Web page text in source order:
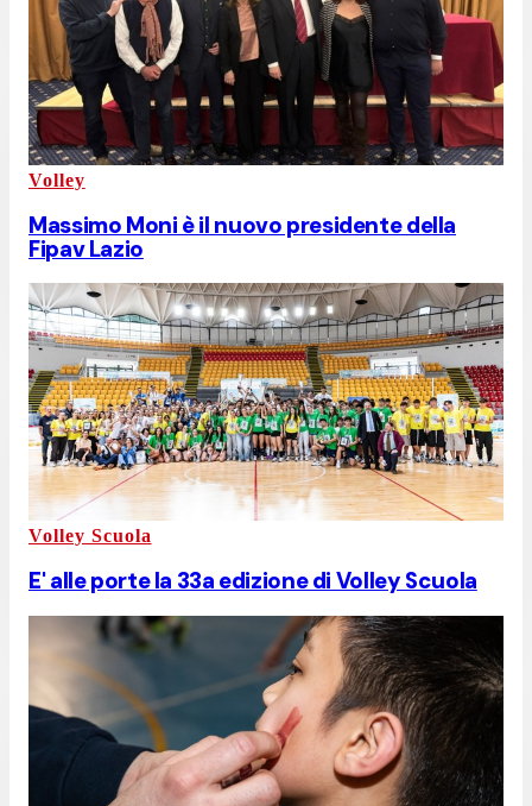
Volley
Massimo Moni è il nuovo presidente della
Fipav Lazio
Volley Scuola
E' alle porte la 33a edizione di Volley Scuola